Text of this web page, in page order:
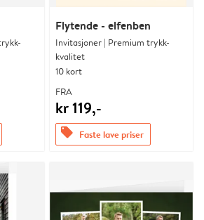
Flytende - elfenben
Invitasjoner | Premium trykk-
kvalitet
10 kort
FRA
kr 119,-
offers Faste lave priser